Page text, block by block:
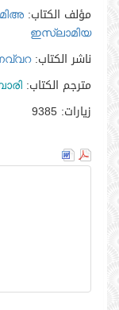
مؤلف الكتاب:
ഇസ്ലാമിയ
ناشر الكتاب:
مترجم الكتاب:
زيارات: